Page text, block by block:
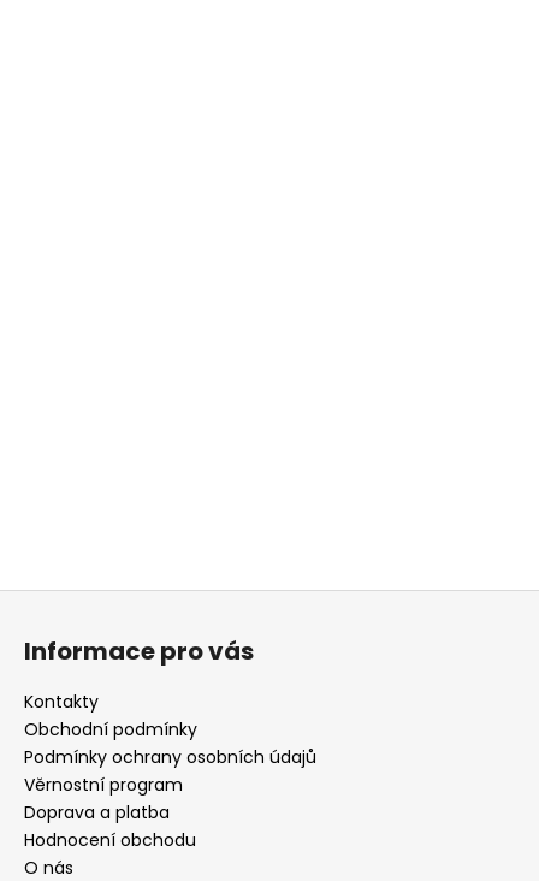
Z
Informace pro vás
Kontakty
Obchodní podmínky
Podmínky ochrany osobních údajů
Věrnostní program
Doprava a platba
Hodnocení obchodu
O nás